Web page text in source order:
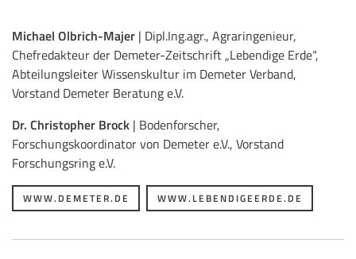
Michael Olbrich-Majer | Dipl.Ing.agr., Agraringenieur,
Chefredakteur der Demeter-Zeitschrift „Lebendige Erde“,
Abteilungsleiter Wissenskultur im Demeter Verband,
Vorstand Demeter Beratung e.V.
Dr. Christopher Brock | Bodenforscher,
Forschungskoordinator von Demeter e.V., Vorstand
Forschungsring e.V.
WWW.DEMETER.DE WWW.LEBENDIGEERDE.DE